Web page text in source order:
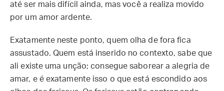
até ser mais difícil ainda, mas você a realiza movido
por um amor ardente.
Exatamente neste ponto, quem olha de fora fica
assustado. Quem está inserido no contexto, sabe que
ali existe uma unção; consegue saborear a alegria de
amar, e é exatamente isso o que está escondido aos